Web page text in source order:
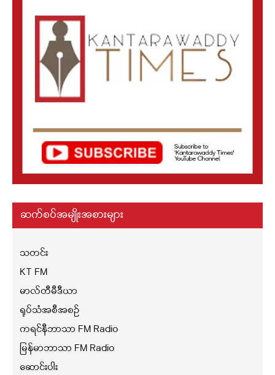
ဆက်စပ်အမျိုးအစားများ
သတင်း
KT FM
မာလ်တီမီဒီယာ
ရုပ်သံအစီအစဉ်
ကရင်နီဘာသာ FM Radio
မြန်မာဘာသာ FM Radio
ဆောင်းပါး